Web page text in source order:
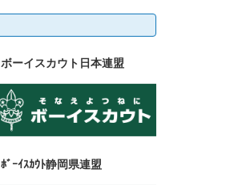
ボーイスカウト日本連盟
ﾎﾞｰｲｽｶｳﾄ静岡県連盟